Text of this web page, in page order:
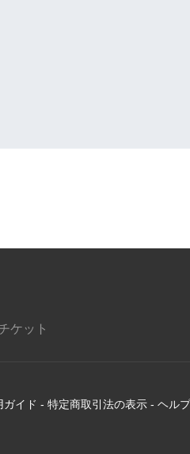
ケット
ガイド - 特定商取引法の表示 - ヘル